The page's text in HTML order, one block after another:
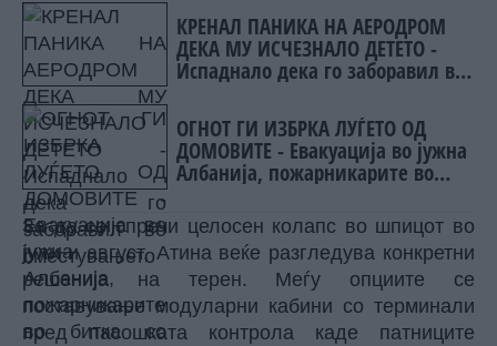
КРЕНАЛ ПАНИКА НА АЕРОДРОМ
ДЕКА МУ ИСЧЕЗНАЛО ДЕТЕТО -
Испаднало дека го заборавил во
ОГНОТ ГИ ИЗБРКА ЛУЃЕТО ОД
ДОМОВИТЕ - Евакуација во јужна
Албанија, пожарникарите во
За да се спречи целосен колапс во шпицот во
јули и август, Атина веќе разгледува конкретни
решенија на терен. Меѓу опциите се
поставување модуларни кабини со терминали
пред пасошката контрола каде патниците